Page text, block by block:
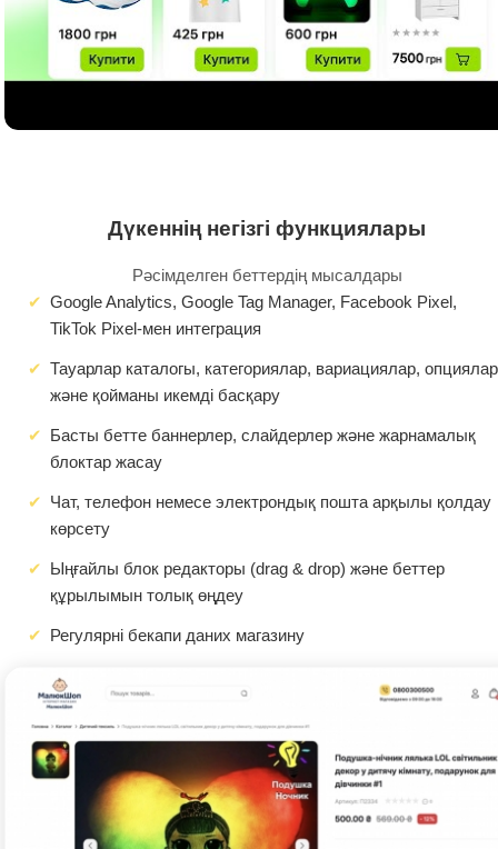
Дүкеннің негізгі функциялары
Рәсімделген беттердің мысалдары
Google Analytics, Google Tag Manager, Facebook Pixel,
TikTok Pixel-мен интеграция
Тауарлар каталогы, категориялар, вариациялар, опциялар
және қойманы икемді басқару
Басты бетте баннерлер, слайдерлер және жарнамалық
блоктар жасау
Чат, телефон немесе электрондық пошта арқылы қолдау
көрсету
Ыңғайлы блок редакторы (drag & drop) және беттер
құрылымын толық өңдеу
Регулярні бекапи даних магазину